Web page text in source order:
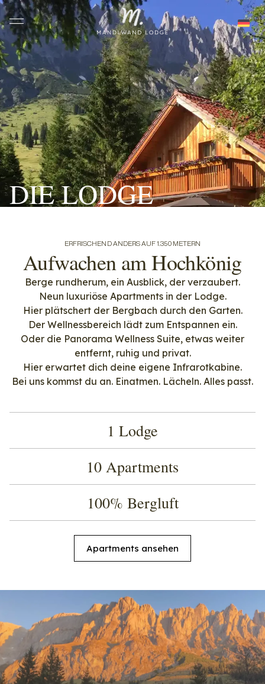
DIE LODGE
ERFRISCHEND ANDERS AUF 1.350 METERN
Aufwachen am Hochkönig
Berge rundherum, ein Ausblick, der verzaubert.
Neun luxuriöse Apartments in der Lodge.
Hier plätschert der Bergbach durch den Garten.
Der Wellnessbereich lädt zum Entspannen ein.
Oder die Panorama Wellness Suite, etwas weiter
entfernt, ruhig und privat.
Hier erwartet dich deine eigene Infrarotkabine.
Bei uns kommst du an. Einatmen. Lächeln. Alles passt.
1 Lodge
10 Apartments
100% Bergluft
Apartments ansehen